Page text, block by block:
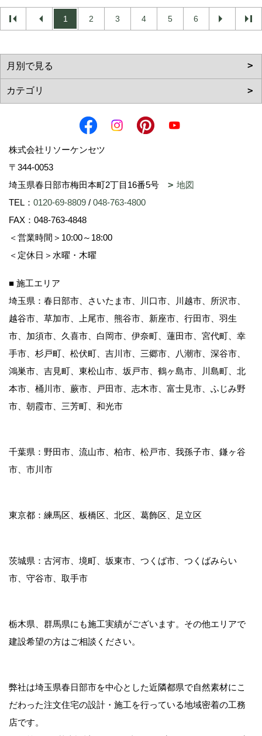
1 2 3 4 5 6
株式会社リソーケンセツ
〒344-0053
埼玉県春日部市梅田本町2丁目16番5号
地図
TEL： 0120-69-8809 / 048-763-4800
FAX：048-763-4848
＜営業時間＞10:00～18:00
＜定休日＞水曜・木曜
■ 施工エリア
埼玉県：春日部市、さいたま市、川口市、川越市、所沢市、
越谷市、草加市、上尾市、熊谷市、新座市、行田市、羽生
市、加須市、久喜市、白岡市、伊奈町、蓮田市、宮代町、幸
手市、杉戸町、松伏町、吉川市、三郷市、八潮市、深谷市、
鴻巣市、吉見町、東松山市、坂戸市、鶴ヶ島市、川島町、北
本市、桶川市、蕨市、戸田市、志木市、富士見市、ふじみ野
市、朝霞市、三芳町、和光市
千葉県：野田市、流山市、柏市、松戸市、我孫子市、鎌ヶ谷
市、市川市
東京都：練馬区、板橋区、北区、葛飾区、足立区
茨城県：古河市、境町、坂東市、つくば市、つくばみらい
市、守谷市、取手市
栃木県、群馬県にも施工実績がございます。その他エリアで
建設希望の方はご相談ください。
弊社は埼玉県春日部市を中心とした近隣都県で自然素材にこ
だわった注文住宅の設計・施工を行っている地域密着の工務
店です。